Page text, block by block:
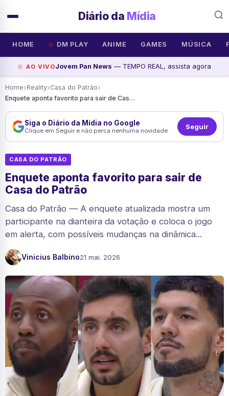
Diário da Mídia
HOME DM PLAY ANIME GAMES MÚSICA
AO VIVOJovem Pan News — TEMPO REAL, assista agora
Home›Reality›Casa do Patrão›
Enquete aponta favorito para sair de Casa do Patrão
Siga o Diário da Mídia no Google
Clique em Seguir e não perca nenhuma novidade. Seguir
CASA DO PATRÃO
Enquete aponta favorito para sair de
Casa do Patrão
Casa do Patrão — A enquete atualizada mostra um
participante na dianteira da votação e coloca o jogo
em alerta, com possíveis mudanças na dinâmica...
Vinicius Balbino21 mai. 2026